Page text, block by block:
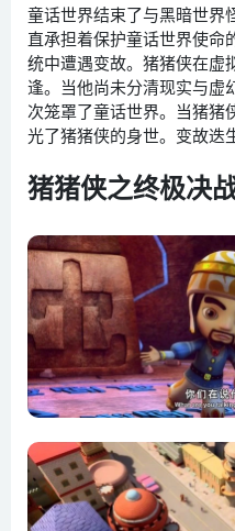
童话世界结束了与黑暗世界
直承担着保护童话世界使命
统中遭遇变故。猪猪侠在虚
逢。当他尚未分清现实与虚
次笼罩了童话世界。当猪猪
光了猪猪侠的身世。变故迭
猪猪侠之终极决